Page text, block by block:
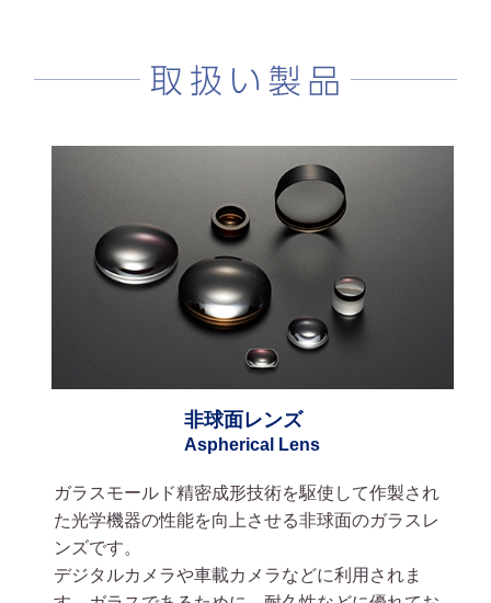
非球面レンズ
Aspherical Lens
ガラスモールド精密成形技術を駆使して作製され
た光学機器の性能を向上させる非球面のガラスレ
ンズです。
デジタルカメラや車載カメラなどに利用されま